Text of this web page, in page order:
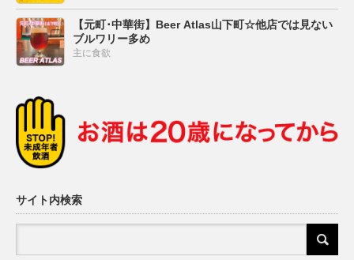
【元町･中華街】Beer Atlas山下町☆他店では見ない
ブルワリー多め
主に食欲
サイト内検索